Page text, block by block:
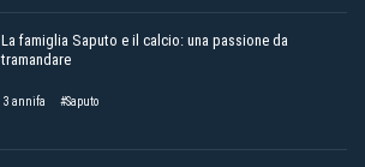
La famiglia Saputo e il calcio: una passione da
tramandare
3 annifa #Saputo